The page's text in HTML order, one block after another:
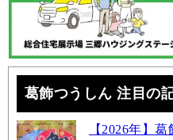
葛飾つうしん 注目の
【2026年】